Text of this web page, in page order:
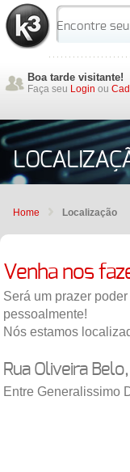
Boa tarde visitante!
Faça seu Login ou
Home Localização
Venha nos
Será um prazer
pessoalmente!
Nós estamos
Rua Oliveira
Entre Generalissimo